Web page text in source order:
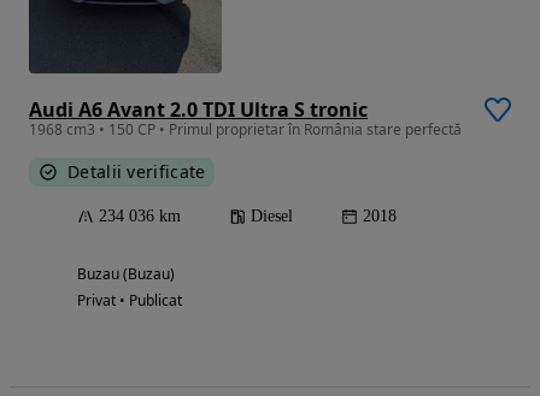
Audi A6 Avant 2.0 TDI Ultra S tronic
1968 cm3 • 150 CP • Primul proprietar în România stare perfectă
Detalii verificate
234 036 km Diesel 2018
Buzau (Buzau)
Privat • Publicat